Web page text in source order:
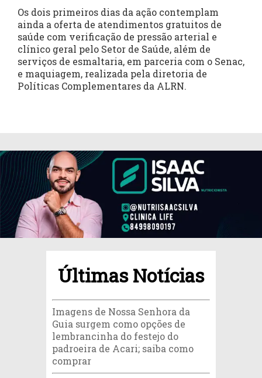
Os dois primeiros dias da ação contemplam
ainda a oferta de atendimentos gratuitos de
saúde com verificação de pressão arterial e
clínico geral pelo Setor de Saúde, além de
serviços de esmaltaria, em parceria com o Senac,
e maquiagem, realizada pela diretoria de
Políticas Complementares da ALRN.
Últimas Notícias
Imagens de Nossa Senhora da
Guia surgem como opções de
lembrancinha do festejo do
padroeira de Acari; saiba como
comprar